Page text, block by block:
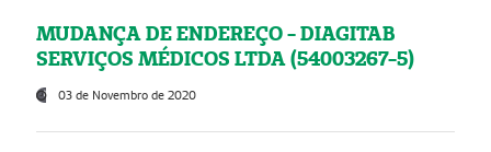
MUDANÇA DE ENDEREÇO - DIAGITAB
SERVIÇOS MÉDICOS LTDA (54003267-5)
03 de Novembro de 2020